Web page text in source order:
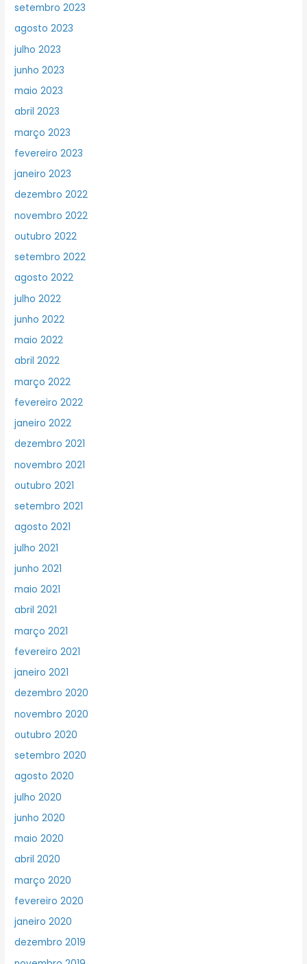
setembro 2023
agosto 2023
julho 2023
junho 2023
maio 2023
abril 2023
março 2023
fevereiro 2023
janeiro 2023
dezembro 2022
novembro 2022
outubro 2022
setembro 2022
agosto 2022
julho 2022
junho 2022
maio 2022
abril 2022
março 2022
fevereiro 2022
janeiro 2022
dezembro 2021
novembro 2021
outubro 2021
setembro 2021
agosto 2021
julho 2021
junho 2021
maio 2021
abril 2021
março 2021
fevereiro 2021
janeiro 2021
dezembro 2020
novembro 2020
outubro 2020
setembro 2020
agosto 2020
julho 2020
junho 2020
maio 2020
abril 2020
março 2020
fevereiro 2020
janeiro 2020
dezembro 2019